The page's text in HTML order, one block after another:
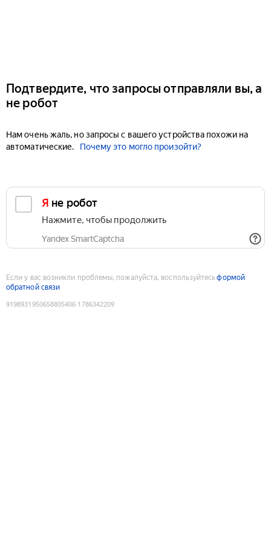
Подтвердите, что запросы отправляли вы, а
не робот
Нам очень жаль, но запросы с вашего устройства похожи на
автоматические.
Почему это могло произойти?
Я не робот
Нажмите, чтобы продолжить
Yandex SmartCaptcha
Если у вас возникли проблемы, пожалуйста, воспользуйтесьформой
обратной связи
9198931950658805406:1786342209